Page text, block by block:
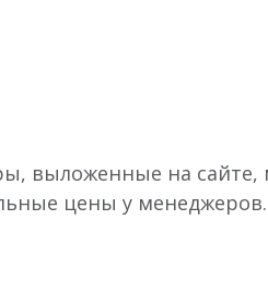
выложенные на сайте,
цены у